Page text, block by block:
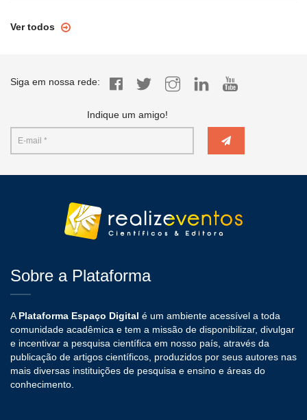
Ver todos
Siga em nossa rede:
Indique um amigo!
Sobre a Plataforma
A Plataforma Espaço Digital é um ambiente acessível a toda
comunidade acadêmica e tem a missão de disponibilizar, divulgar
e incentivar a pesquisa científica em nosso país, através da
publicação de artigos científicos, produzidos por seus autores nas
mais diversas instituições de pesquisa e ensino e áreas do
conhecimento.